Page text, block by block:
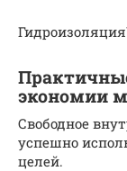
экономии
Свободное
успешно
целей.